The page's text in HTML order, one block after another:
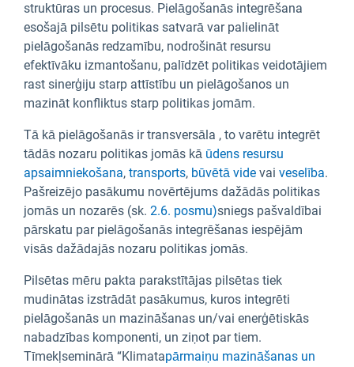
struktūras un procesus. Pielāgošanās integrēšana
esošajā pilsētu politikas satvarā var palielināt
pielāgošanās redzamību, nodrošināt resursu
efektīvāku izmantošanu, palīdzēt politikas veidotājiem
rast sinerģiju starp attīstību un pielāgošanos un
mazināt konfliktus starp politikas jomām.
Tā kā pielāgošanās ir transversāla , to varētu integrēt
tādās nozaru politikas jomās kā ūdens resursu
apsaimniekošana, transports, būvētā vide vai veselība.
Pašreizējo pasākumu novērtējums dažādās politikas
jomās un nozarēs (sk. 2.6. posmu)sniegs pašvaldībai
pārskatu par pielāgošanās integrēšanas iespējām
visās dažādajās nozaru politikas jomās.
Pilsētas mēru pakta parakstītājas pilsētas tiek
mudinātas izstrādāt pasākumus, kuros integrēti
pielāgošanās un mazināšanas un/vai enerģētiskās
nabadzības komponenti, un ziņot par tiem.
Tīmekļseminārā “Klimatapārmaiņu mazināšanas un